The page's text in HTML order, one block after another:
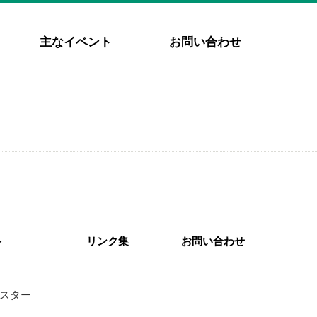
主なイベント お問い合わせ
ター
リンク集 お問い合わせ